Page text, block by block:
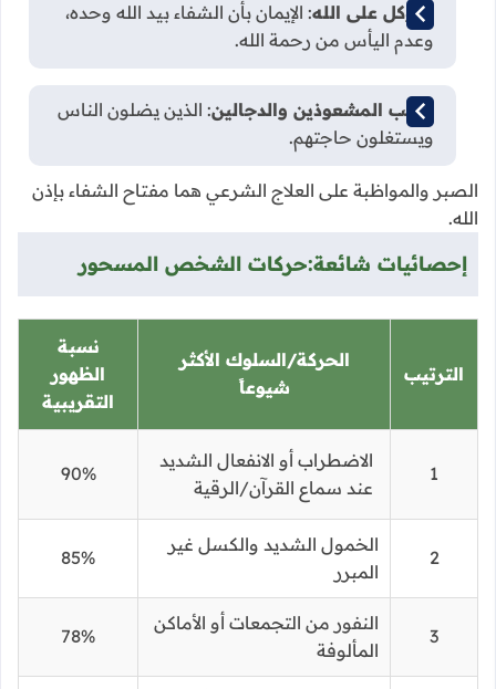
التوكل على الله: الإيمان بأن الشفاء بيد الله وحده،
وعدم اليأس من رحمة الله.
تجنب المشعوذين والدجالين: الذين يضلون الناس
ويستغلون حاجتهم.
الصبر والمواظبة على العلاج الشرعي هما مفتاح الشفاء بإذن
الله.
إحصائيات شائعة:حركات الشخص المسحور
الترتيب
الحركة/السلوك الأكثر
شيوعاً
نسبة
الظهور
التقريبية
1
الاضطراب أو الانفعال الشديد
عند سماع القرآن/الرقية
90%
2
الخمول الشديد والكسل غير
المبرر
85%
3
النفور من التجمعات أو الأماكن
المألوفة
78%